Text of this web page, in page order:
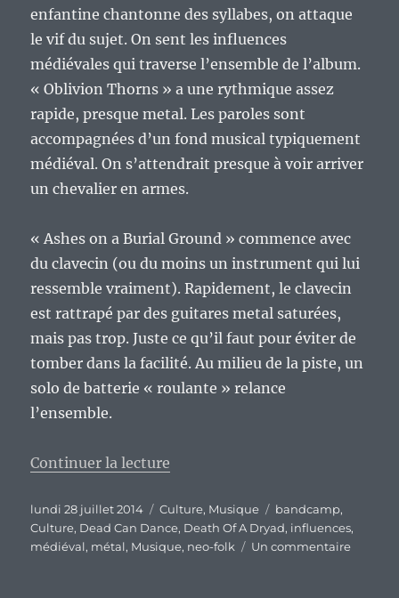
enfantine chantonne des syllabes, on attaque
le vif du sujet. On sent les influences
médiévales qui traverse l’ensemble de l’album.
« Oblivion Thorns » a une rythmique assez
rapide, presque metal. Les paroles sont
accompagnées d’un fond musical typiquement
médiéval. On s’attendrait presque à voir arriver
un chevalier en armes.
« Ashes on a Burial Ground » commence avec
du clavecin (ou du moins un instrument qui lui
ressemble vraiment). Rapidement, le clavecin
est rattrapé par des guitares metal saturées,
mais pas trop. Juste ce qu’il faut pour éviter de
tomber dans la facilité. Au milieu de la piste, un
solo de batterie « roulante » relance
l’ensemble.
Continuer la lecture
Publié
le
lundi 28 juillet 2014 Catégories
Culture, Musique Étiquettes
bandcamp,
Culture, Dead Can Dance, Death Of A Dryad, influences,
médiéval, métal, Musique, neo-folk Un commentairesur